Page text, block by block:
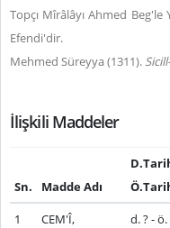
Topçı Mîrâlâyı Ahmed
Efendi'dir.
Mehmed Süreyya (1311).
İlişkili Maddeler
Sn. Madde Adı
1
CEM'Î,
d. ? - ö.